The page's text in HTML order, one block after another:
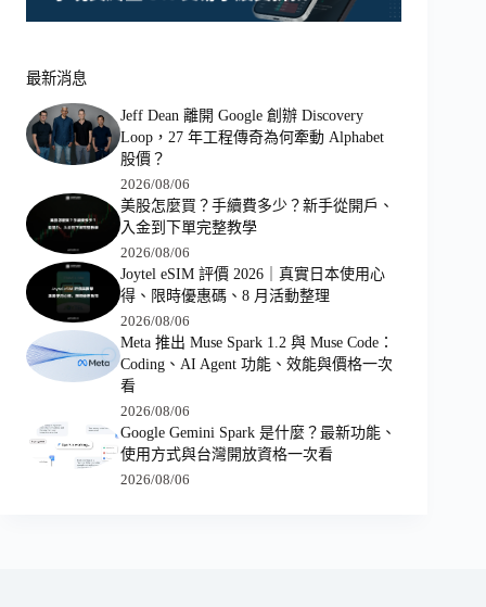
最新消息
Jeff Dean 離開 Google 創辦 Discovery
Loop，27 年工程傳奇為何牽動 Alphabet
股價？
2026/08/06
美股怎麼買？手續費多少？新手從開戶、
入金到下單完整教學
2026/08/06
Joytel eSIM 評價 2026｜真實日本使用心
得、限時優惠碼、8 月活動整理
2026/08/06
Meta 推出 Muse Spark 1.2 與 Muse Code：
Coding、AI Agent 功能、效能與價格一次
看
2026/08/06
Google Gemini Spark 是什麼？最新功能、
使用方式與台灣開放資格一次看
2026/08/06